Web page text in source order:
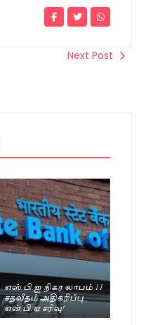
Next Post
எஸ்.பி.ஐ நிகர லாபம் 11
சதவீதம் அதிகரிப்பு..
என்.பி.ஏ சரிவு!